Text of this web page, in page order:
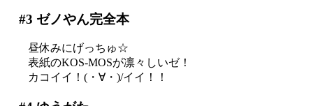
#3 ゼノやん完全本
昼休みにげっちゅ☆
表紙のKOS-MOSが凛々しいゼ！
カコイイ！(・∀・)/イイ！！